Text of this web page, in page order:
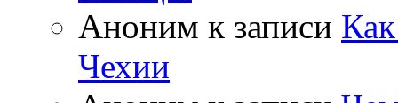
Аноним к записи
Чехии